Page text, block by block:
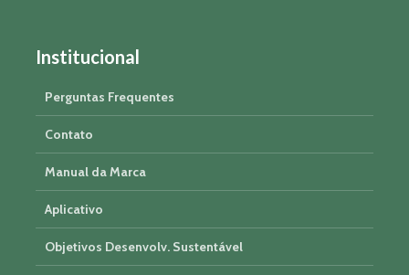
Institucional
Perguntas Frequentes
Contato
Manual da Marca
Aplicativo
Objetivos Desenvolv. Sustentável